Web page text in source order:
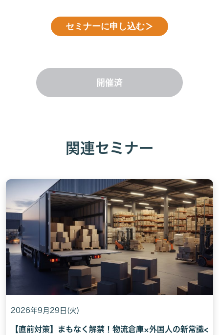
セミナーに申し込む＞
開催済
関連セミナー
2026年9月29日(火)
【直前対策】まもなく解禁！物流倉庫×外国人の新常識<